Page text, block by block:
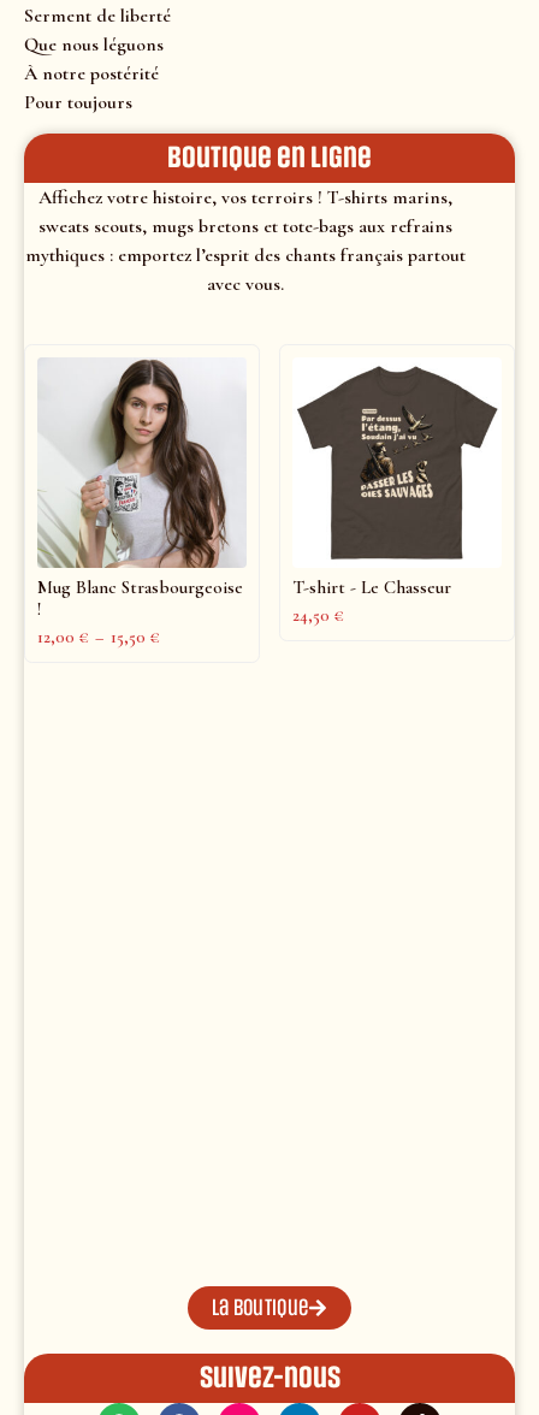
Serment de liberté
Que nous léguons
À notre postérité
Pour toujours
Boutique en ligne
Affichez votre histoire, vos terroirs ! T-shirts marins,
sweats scouts, mugs bretons et tote-bags aux refrains
mythiques : emportez l’esprit des chants français partout
avec vous.
Mug Blanc Strasbourgeoise
!
12,00 € – 15,50 €
T-shirt - Le Chasseur
24,50 €
La boutique
Suivez-nous